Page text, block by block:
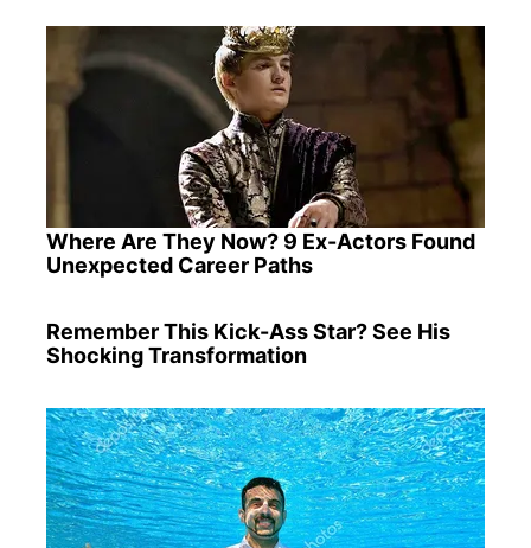
Where Are They Now? 9 Ex-Actors Found
Unexpected Career Paths
Remember This Kick-Ass Star? See His
Shocking Transformation